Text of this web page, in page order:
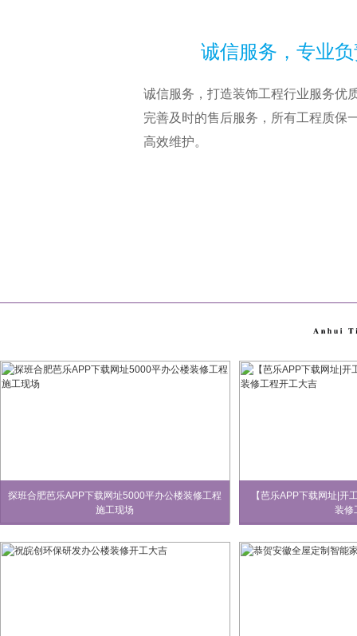
诚信服务，专业
诚信服务，打造装饰工程行业服务优质
完善及时的售后服务，所有工程质保一
高效维护。
探班合肥芭乐APP下载网址5000平办公楼装修工程
施工现场
【芭乐APP下载网址|开
装修